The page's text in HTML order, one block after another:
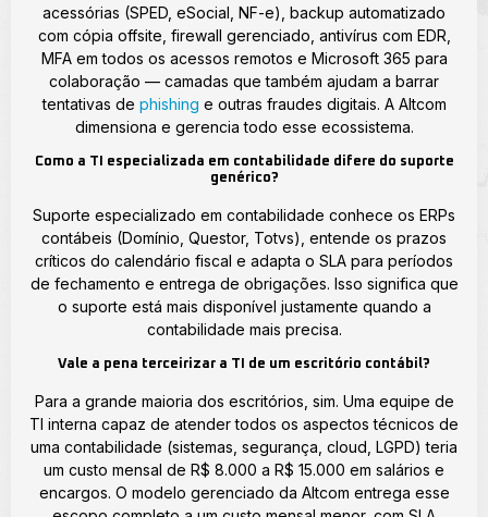
acessórias (SPED, eSocial, NF-e), backup automatizado
com cópia offsite, firewall gerenciado, antivírus com EDR,
MFA em todos os acessos remotos e Microsoft 365 para
colaboração — camadas que também ajudam a barrar
tentativas de phishing e outras fraudes digitais. A Altcom
dimensiona e gerencia todo esse ecossistema.
Como a TI especializada em contabilidade difere do suporte
genérico?
Suporte especializado em contabilidade conhece os ERPs
contábeis (Domínio, Questor, Totvs), entende os prazos
críticos do calendário fiscal e adapta o SLA para períodos
de fechamento e entrega de obrigações. Isso significa que
o suporte está mais disponível justamente quando a
contabilidade mais precisa.
Vale a pena terceirizar a TI de um escritório contábil?
Para a grande maioria dos escritórios, sim. Uma equipe de
TI interna capaz de atender todos os aspectos técnicos de
uma contabilidade (sistemas, segurança, cloud, LGPD) teria
um custo mensal de R$ 8.000 a R$ 15.000 em salários e
encargos. O modelo gerenciado da Altcom entrega esse